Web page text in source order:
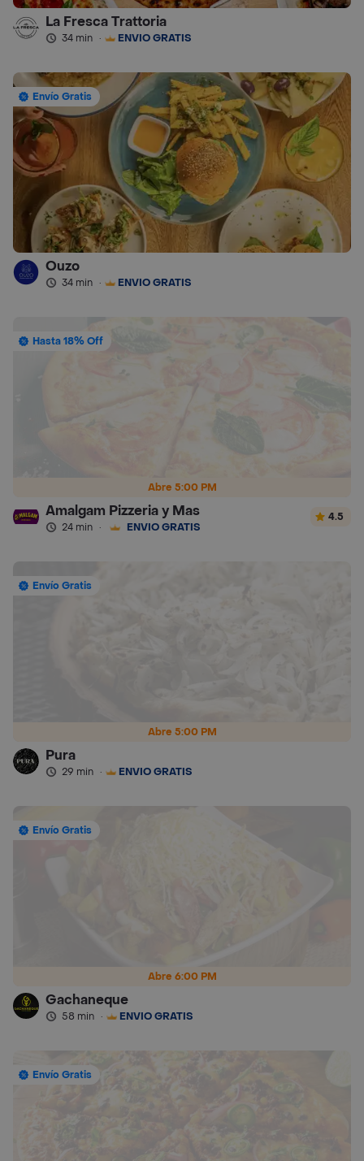
La Fresca Trattoria
34 min · ENVÍO GRATIS
Envío Gratis
Ouzo
34 min · ENVÍO GRATIS
Abre 5:00 PM
Hasta 18% Off
Amalgam Pizzeria y Mas
24 min · ENVÍO GRATIS
4.5
Abre 5:00 PM
Envío Gratis
Pura
29 min · ENVÍO GRATIS
Abre 6:00 PM
Envío Gratis
Gachaneque
58 min · ENVÍO GRATIS
Envío Gratis